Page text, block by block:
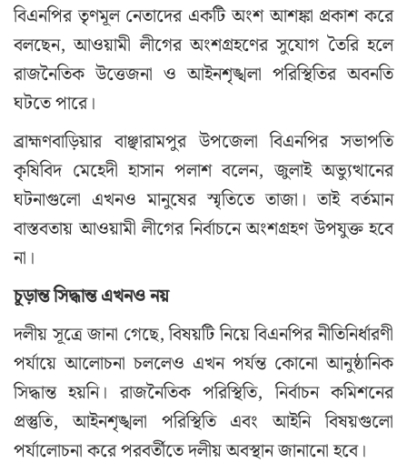
বিএনপির তৃণমূল নেতাদের একটি অংশ আশঙ্কা প্রকাশ করে
বলছেন, আওয়ামী লীগের অংশগ্রহণের সুযোগ তৈরি হলে
রাজনৈতিক উত্তেজনা ও আইনশৃঙ্খলা পরিস্থিতির অবনতি
ঘটতে পারে।
ব্রাহ্মণবাড়িয়ার বাঞ্ছারামপুর উপজেলা বিএনপির সভাপতি
কৃষিবিদ মেহেদী হাসান পলাশ বলেন, জুলাই অভ্যুত্থানের
ঘটনাগুলো এখনও মানুষের স্মৃতিতে তাজা। তাই বর্তমান
বাস্তবতায় আওয়ামী লীগের নির্বাচনে অংশগ্রহণ উপযুক্ত হবে
না।
চূড়ান্ত সিদ্ধান্ত এখনও নয়
দলীয় সূত্রে জানা গেছে, বিষয়টি নিয়ে বিএনপির নীতিনির্ধারণী
পর্যায়ে আলোচনা চললেও এখন পর্যন্ত কোনো আনুষ্ঠানিক
সিদ্ধান্ত হয়নি। রাজনৈতিক পরিস্থিতি, নির্বাচন কমিশনের
প্রস্তুতি, আইনশৃঙ্খলা পরিস্থিতি এবং আইনি বিষয়গুলো
পর্যালোচনা করে পরবর্তীতে দলীয় অবস্থান জানানো হবে।